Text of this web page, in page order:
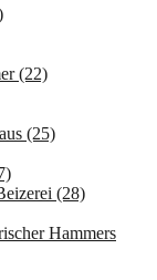
(22)
(25)
(28)
Hammers